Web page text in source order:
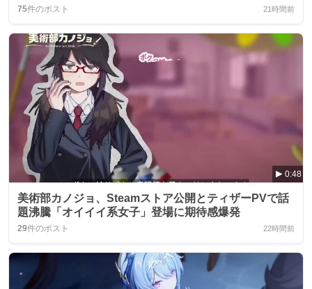
75件のポスト 21時間前
0:48
美術部カノジョ、Steamストア公開とティザーPVで話
題沸騰「オイイイ系女子」登場に期待感爆発
29件のポスト 22時間前